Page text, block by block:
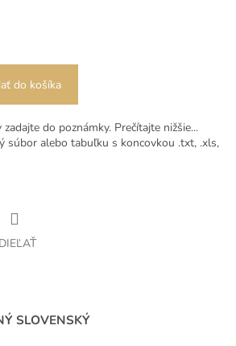
do košíka
do poznámky. Prečítajte nižšie...
súbor alebo tabuľku s koncovkou .txt, .xls,
SLOVENSKÝ